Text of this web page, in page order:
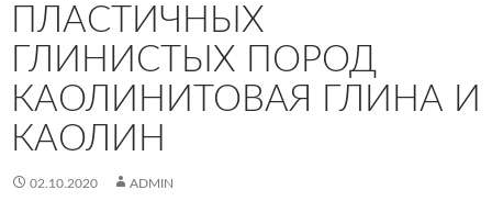
ПЛАСТИЧНЫХ
ГЛИНИСТЫХ ПОРОД
КАОЛИНИТОВАЯ ГЛИНА И
КАОЛИН
02.10.2020 ADMIN